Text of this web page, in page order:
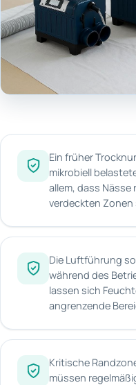
Ein früher
mikrobiell
allem, dass
verdeckten
Die Luftführung
während des
lassen sich
angrenzende
Kritische
müssen